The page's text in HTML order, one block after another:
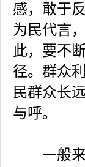
感，敢于
为民代言
此，要不
径。群众
民群众长
与呼。
一般来